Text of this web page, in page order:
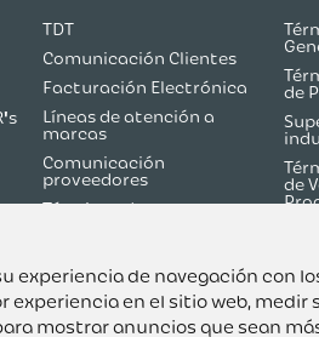
experiencia de navegación con
experiencia en el sitio web, medir
mostrar anuncios que sean
TDT
Comunicación Clientes
Facturación Electrónica
Líneas de atención a
marcas
Comunicación
proveedores
Términos de
Flash Olímpica
de
de